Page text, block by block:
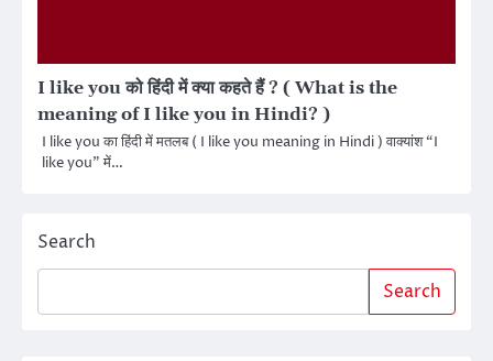
I like you को हिंदी में क्या कहते हैं ? ( What is the
meaning of I like you in Hindi? )
I like you का हिंदी में मतलब ( I like you meaning in Hindi ) वाक्यांश “I
like you” में…
Search
Search